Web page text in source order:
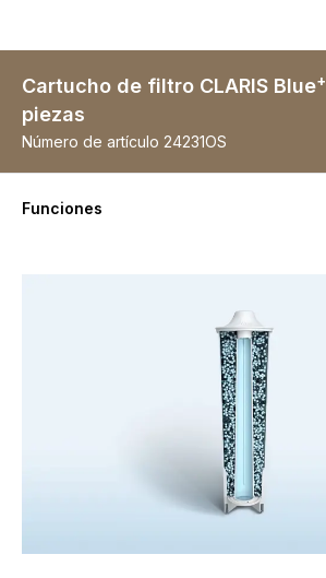
Cartucho de filtro CLARIS Blue+
piezas
Número de artículo 24231OS
Funciones